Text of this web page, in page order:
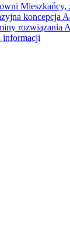
Mieszkańcy,
koncepcja
rozwiązania
informacji